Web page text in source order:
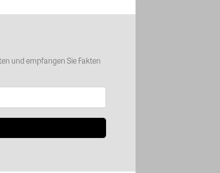
und empfangen Sie Fakten